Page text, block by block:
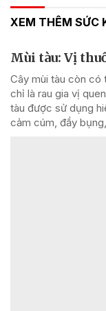
XEM THÊM SỨC
Mùi tàu: Vị
Cây mùi tàu còn có
chỉ là rau gia vị
tàu được sử dụng
cảm cúm, đầy